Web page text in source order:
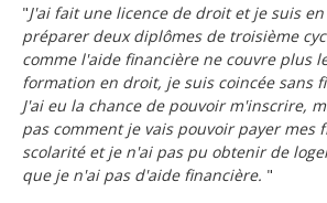
"J'ai fait une licence de droit et je suis
préparer deux diplômes de troisième
comme l'aide financière ne couvre plus
formation en droit, je suis coincée sans
J'ai eu la chance de pouvoir m'inscrire,
pas comment je vais pouvoir payer mes
scolarité et je n'ai pas pu obtenir de
que je n'ai pas d'aide financière. "